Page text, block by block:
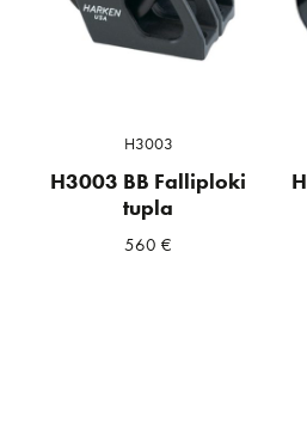
H3003
H3003 BB Falliploki
tupla
560€